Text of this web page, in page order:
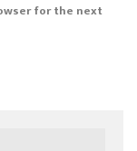
for the next